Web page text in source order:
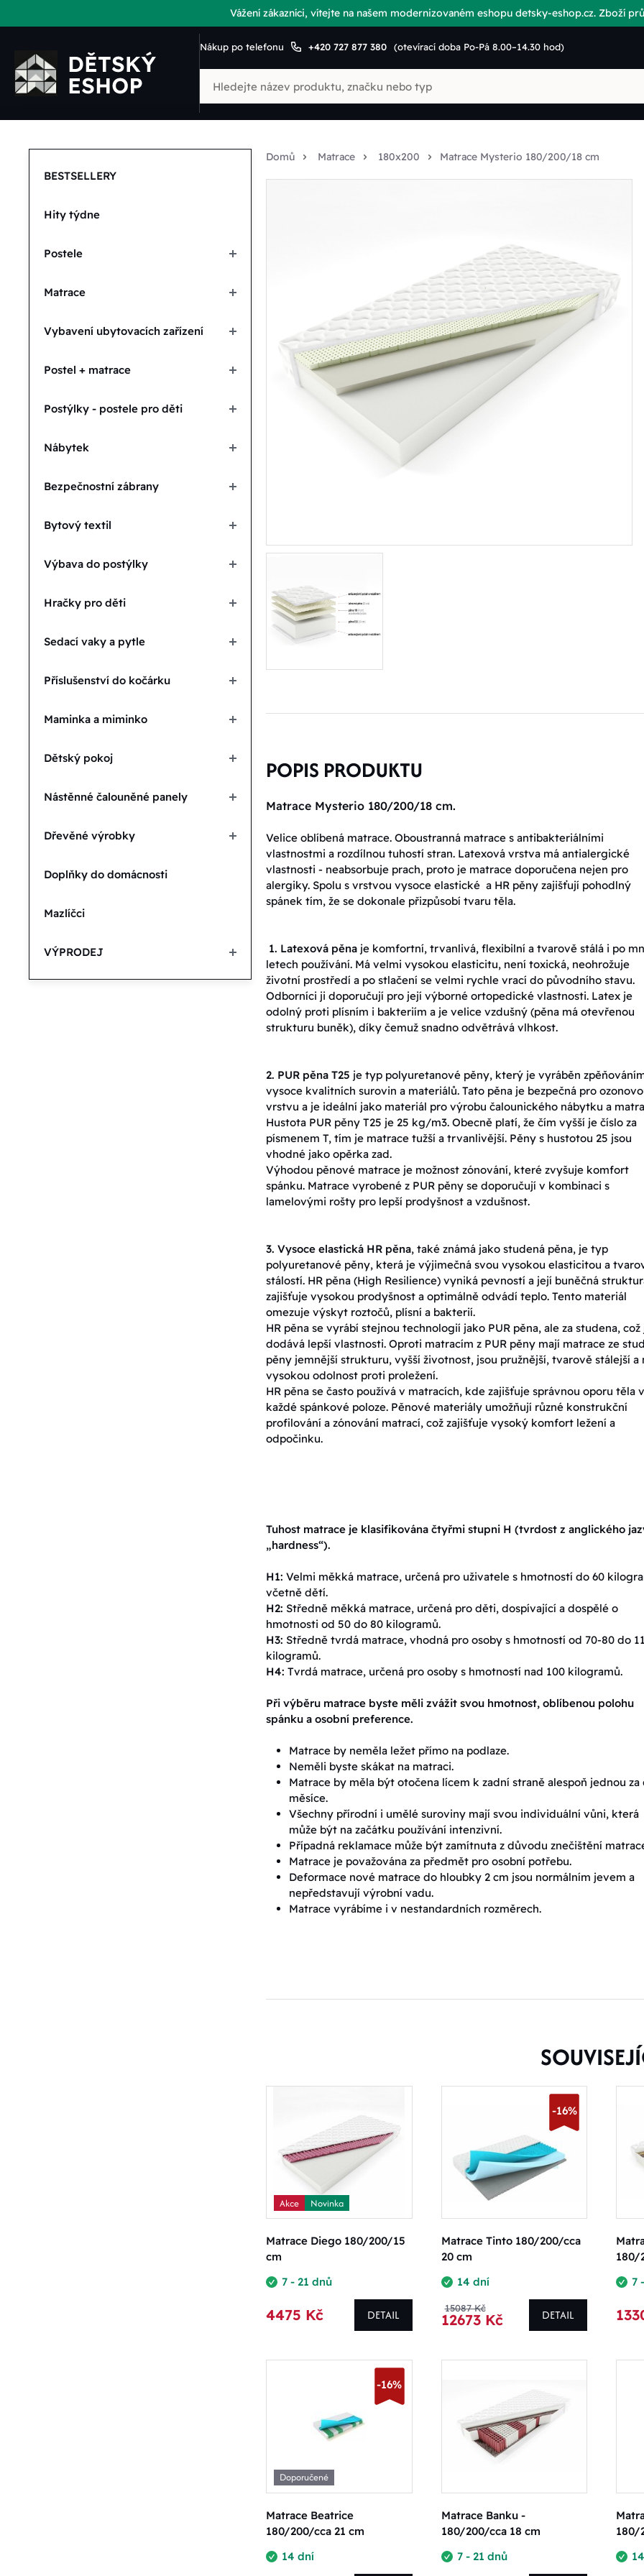
Vážení zákazníci, vítejte na našem modernizovaném eshopu detsky-eshop.cz. Zboží
Nákup po telefonu +420 727 877 380 (otevírací doba Po-Pá 8.00–14.30 hod)
BESTSELLERY
Hity týdne
Postele
Matrace
Vybavení ubytovacích zařízení
Postel + matrace
Postýlky - postele pro děti
Nábytek
Bezpečnostní zábrany
Bytový textil
Výbava do postýlky
Hračky pro děti
Sedací vaky a pytle
Příslušenství do kočárku
Maminka a miminko
Dětský pokoj
Nástěnné čalouněné panely
Dřevěné výrobky
Doplňky do domácnosti
Mazlíčci
VÝPRODEJ
Domů Matrace 180x200 Matrace Mysterio 180/200/18 cm
POPIS PRODUKTU
Matrace Mysterio 180/200/18 cm.
Velice oblíbená matrace. Oboustranná matrace s antibakteriálními
vlastnostmi a rozdílnou tuhostí stran. Latexová vrstva má antialergické
vlastnosti - neabsorbuje prach, proto je matrace doporučena nejen pro
alergiky. Spolu s vrstvou vysoce elastické a HR pěny zajišťují pohodlný
spánek tím, že se dokonale přizpůsobí tvaru těla.
1. Latexová pěna je komfortní, trvanlivá, flexibilní a tvarově stálá i po
letech používání. Má velmi vysokou elasticitu, není toxická, neohrožuje
životní prostředí a po stlačení se velmi rychle vrací do původního stavu.
Odborníci ji doporučují pro její výborné ortopedické vlastnosti. Latex je
odolný proti plísním i bakteriím a je velice vzdušný (pěna má otevřenou
strukturu buněk), díky čemuž snadno odvětrává vlhkost.
2. PUR pěna T25 je typ polyuretanové pěny, který je vyráběn
vysoce kvalitních surovin a materiálů. Tato pěna je bezpečná pro
vrstvu a je ideální jako materiál pro výrobu čalounického nábytku a
Hustota PUR pěny T25 je 25 kg/m3. Obecně platí, že čím vyšší je číslo za
písmenem T, tím je matrace tužší a trvanlivější. Pěny s hustotou 25 jsou
vhodné jako opěrka zad.
Výhodou pěnové matrace je možnost zónování, které zvyšuje komfort
spánku. Matrace vyrobené z PUR pěny se doporučují v kombinaci s
lamelovými rošty pro lepší prodyšnost a vzdušnost.
3. Vysoce elastická HR pěna, také známá jako studená pěna, je typ
polyuretanové pěny, která je výjimečná svou vysokou elasticitou a
stálostí. HR pěna (High Resilience) vyniká pevností a její buněčná
zajišťuje vysokou prodyšnost a optimálně odvádí teplo. Tento materiál
omezuje výskyt roztočů, plísní a bakterií.
HR pěna se vyrábí stejnou technologií jako PUR pěna, ale za studena, což
dodává lepší vlastnosti. Oproti matracím z PUR pěny mají matrace ze
pěny jemnější strukturu, vyšší životnost, jsou pružnější, tvarově stálejší a
vysokou odolnost proti proležení.
HR pěna se často používá v matracích, kde zajišťuje správnou oporu těla v
každé spánkové poloze. Pěnové materiály umožňují různé konstrukční
profilování a zónování matrací, což zajišťuje vysoký komfort ležení a
odpočinku.
Tuhost matrace je klasifikována čtyřmi stupni H (tvrdost z anglického
„hardness“).
H1: Velmi měkká matrace, určená pro uživatele s hmotností do 60
včetně dětí.
H2: Středně měkká matrace, určená pro děti, dospívající a dospělé o
hmotnosti od 50 do 80 kilogramů.
H3: Středně tvrdá matrace, vhodná pro osoby s hmotností od 70-80 do
kilogramů.
H4: Tvrdá matrace, určená pro osoby s hmotností nad 100 kilogramů.
Při výběru matrace byste měli zvážit svou hmotnost, oblíbenou polohu
spánku a osobní preference.
Matrace by neměla ležet přímo na podlaze.
Neměli byste skákat na matraci.
Matrace by měla být otočena lícem k zadní straně alespoň jednou za
měsíce.
Všechny přírodní i umělé suroviny mají svou individuální vůni, která
může být na začátku používání intenzivní.
Případná reklamace může být zamítnuta z důvodu znečištění
Matrace je považována za předmět pro osobní potřebu.
Deformace nové matrace do hloubky 2 cm jsou normálním jevem a
nepředstavují výrobní vadu.
Matrace vyrábíme i v nestandardních rozměrech.
Akce Novinka
Matrace Diego 180/200/15
cm
7 - 21 dnů
4475 Kč DETAIL
-16%
Matrace Tinto 180/200/cca
20 cm
14 dní
15087 Kč
12673 Kč DETAIL
180/
7
Doporučené
-16%
Matrace Beatrice
180/200/cca 21 cm
14 dní
Matrace Banku -
180/200/cca 18 cm
7 - 21 dnů
180/